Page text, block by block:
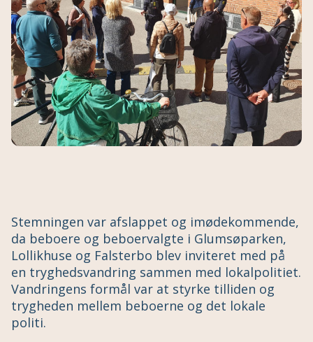
Stemningen var afslappet og imødekommende,
da beboere og beboervalgte i Glumsøparken,
Lollikhuse og Falsterbo blev inviteret med på
en tryghedsvandring sammen med lokalpolitiet.
Vandringens formål var at styrke tilliden og
trygheden mellem beboerne og det lokale
politi.